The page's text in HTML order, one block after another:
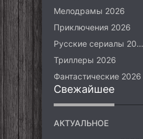
Мелодрамы 2026
Приключения 2026
Русские сериалы 2026
Триллеры 2026
Фантастические 2026
Свежайшее
АКТУАЛЬНОЕ